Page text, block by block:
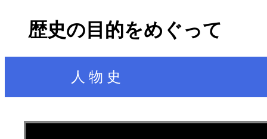
歴史の目的をめぐって
人 物 史